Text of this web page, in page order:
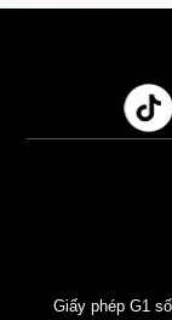
Giấy phép G1